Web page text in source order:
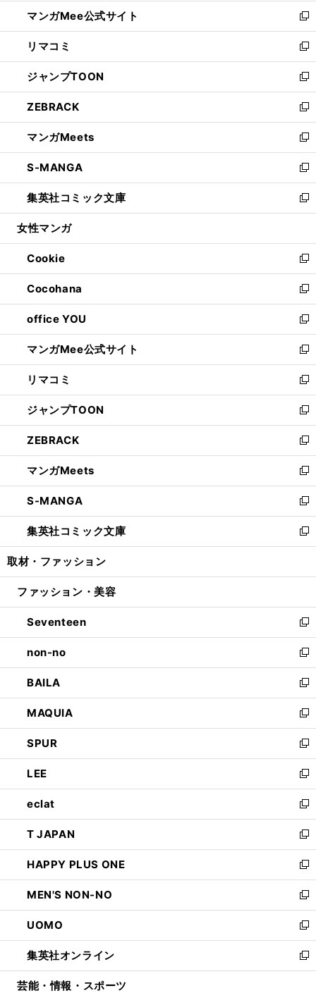
く
ド
ウ
で
開
く
ウ
ィ
ン
ド
ウ
で
開
く
し
い
ウ
ィ
ン
ド
ウ
で
開
く
マンガMee公式サイト
新
し
い
ウ
ィ
ン
ド
ウ
で
開
く
リマコミ
新
し
い
ウ
ィ
ン
ド
ウ
で
開
く
ジャンプTOON
新
し
い
ウ
ィ
ン
ド
ウ
で
開
ZEBRACK
新
し
い
ウ
ィ
ン
ド
ウ
開
く
マンガMeets
新
し
い
ウ
ィ
ン
ウ
で
開
く
S-MANGA
新
し
い
ウ
ン
ド
ウ
で
開
く
集英社コミック文庫
新
し
ウ
ィ
ン
ド
ウ
で
開
く
女性マンガ
Cookie
新
し
い
ウ
ィ
ン
ド
ウ
で
開
く
Cocohana
新
し
い
ウ
ィ
ン
ド
ウ
で
開
く
office YOU
新
し
い
ウ
ィ
ン
ド
ウ
で
開
く
マンガMee公式サイト
新
し
い
ウ
ィ
ン
ド
ウ
で
開
く
リマコミ
新
し
い
ウ
ィ
ン
ド
ウ
で
開
く
ジャンプTOON
新
し
い
ウ
ィ
ン
ド
ウ
で
開
ZEBRACK
新
し
い
ウ
ィ
ン
ド
ウ
開
マンガMeets
新
し
い
ウ
ィ
ン
ウ
開
く
S-MANGA
新
し
い
ウ
ン
ウ
で
開
く
集英社コミック文庫
新
し
ウ
ン
ド
ウ
で
開
く
取材・ファッション
ファッション・美容
Seventeen
新
し
い
ウ
ィ
ン
ド
ウ
で
開
く
non-no
新
し
い
ウ
ィ
ン
ド
ウ
で
開
く
BAILA
新
し
い
ウ
ィ
ン
ド
ウ
で
開
く
MAQUIA
新
し
い
ウ
ィ
ン
ド
ウ
で
開
く
SPUR
新
し
い
ウ
ィ
ン
ド
ウ
で
開
く
LEE
新
し
い
ウ
ィ
ン
ド
ウ
で
開
く
eclat
新
し
い
ウ
ィ
ン
ド
ウ
で
開
く
T JAPAN
新
し
い
ウ
ィ
ン
ド
ウ
で
開
HAPPY PLUS ONE
新
し
い
ウ
ィ
ン
ド
ウ
MEN'S NON-NO
新
し
い
ウ
ィ
ン
UOMO
新
し
い
ウ
集英社オンライン
新
し
芸能・情報・スポーツ